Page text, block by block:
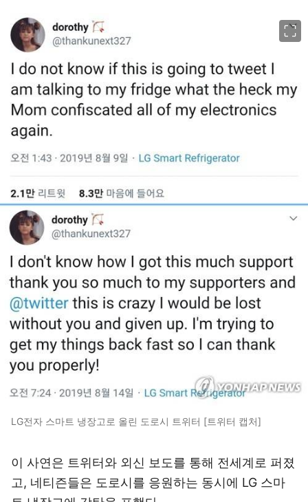
LG전자 스마트 냉장고로 올린 도로시 트위터 [트위터 캡처]
이 사연은 트위터와 외신 보도를 통해 전세계로 퍼졌
고, 네티즌들은 도로시를 응원하는 동시에 LG 스마